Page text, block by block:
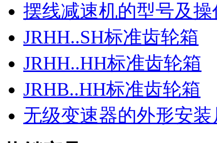
摆线减速机的型号及操
JRHH..SH标准齿轮箱
JRHH..HH标准齿轮箱
JRHB..HH标准齿轮箱
无级变速器的外形安装